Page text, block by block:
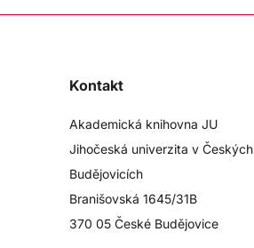
Kontakt
Akademická knihovna JU
Jihočeská univerzita v Českých
Budějovicích
Branišovská 1645/31B
370 05 České Budějovice